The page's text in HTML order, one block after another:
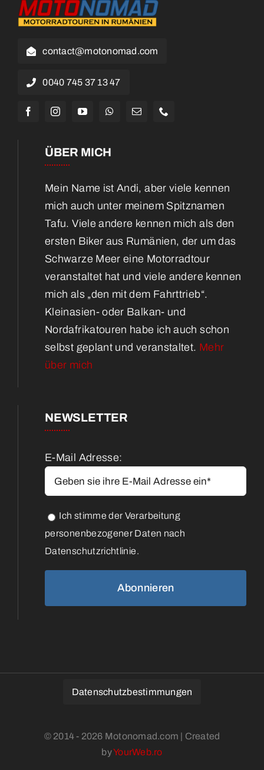
contact@motonomad.com
0040 745 37 13 47
ÜBER MICH
Mein Name ist Andi, aber viele kennen
mich auch unter meinem Spitznamen
Tafu. Viele andere kennen mich als den
ersten Biker aus Rumänien, der um das
Schwarze Meer eine Motorradtour
veranstaltet hat und viele andere kennen
mich als „den mit dem Fahrttrieb“.
Kleinasien- oder Balkan- und
Nordafrikatouren habe ich auch schon
selbst geplant und veranstaltet. Mehr
über mich
NEWSLETTER
E-Mail Adresse:
Ich stimme der Verarbeitung
personenbezogener Daten nach
Datenschutzrichtlinie.
Datenschutzbestimmungen
© 2014 - 2026 Motonomad.com | Created
byYourWeb.ro